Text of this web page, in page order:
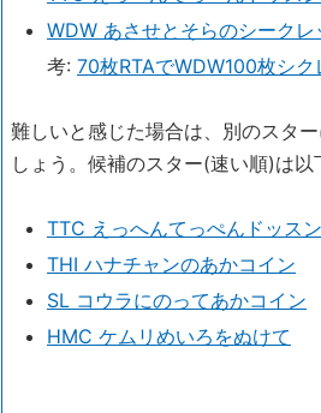
WDW あさせとそらのシーク
考: 70枚RTAでWDW100枚シ
難しいと感じた場合は、別のスタ
しょう。候補のスター(速い順)は以
TTC えっへんてっぺんドッスン
THI ハナチャンのあかコイン
SL コウラにのってあかコイン
HMC ケムリめいろをぬけて